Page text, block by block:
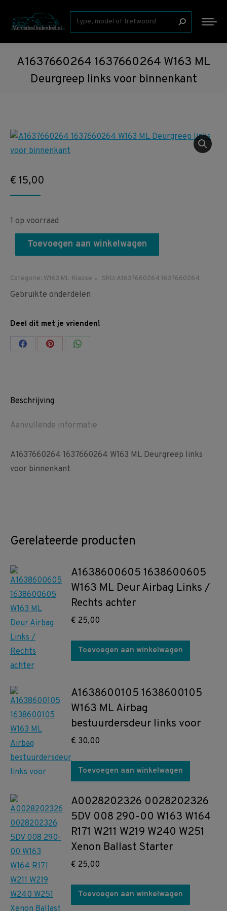
Zoeken:
A1637660264 1637660264 W163 ML
Deurgreep links voor binnenkant
€ 15,00
1 op voorraad
Toevoegen aan winkelwagen
Categorie: W163 ML-Klasse SKU:A1637660264 1637660264
Gebruikte onderdelen
Deel dit met je vrienden!
Share Share Share
Beschrijving
Aanvullende informatie
A1637660264 1637660264 W163 ML Deurgreep links
voor binnenkant
Gerelateerde producten
A1638600605 1638600605
W163 ML Deur Airbag Links /
Rechts achter
€ 25,00
Toevoegen aan winkelwagen
A1638600105 1638600105
W163 ML Airbag
bestuurdersdeur links voor
€ 30,00
Toevoegen aan winkelwagen
A0028202326 0028202326
5DV 008 290-00 W163 W164
R171 W211 W219 W240 W251
Xenon Ballast Starter
€ 25,00
Toevoegen aan winkelwagen